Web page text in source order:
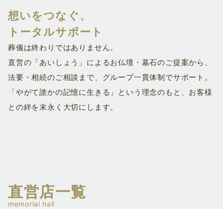
想いをつなぐ、
ト ータルサポート
葬儀は終わりではありません。
直営の「あいしょう」によるお仏壇・墓石のご提案から、
法要・相続のご相談まで、グループ一貫体制でサポート。
「やがて誰かの記憶に生きる」という理念のもと、お客様
との絆を末永く大切にします。
直営店一覧
memorial hall